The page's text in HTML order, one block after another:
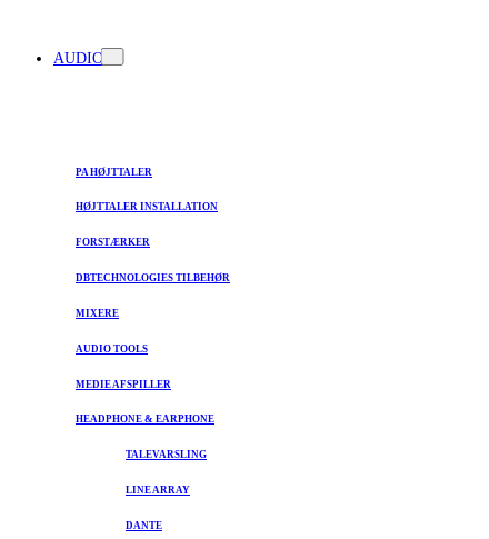
AUDIO
PA HØJTTALER
HØJTTALER INSTALLATION
FORSTÆRKER
DBTECHNOLOGIES TILBEHØR
MIXERE
AUDIO TOOLS
MEDIE AFSPILLER
HEADPHONE & EARPHONE
TALEVARSLING
LINE ARRAY
DANTE